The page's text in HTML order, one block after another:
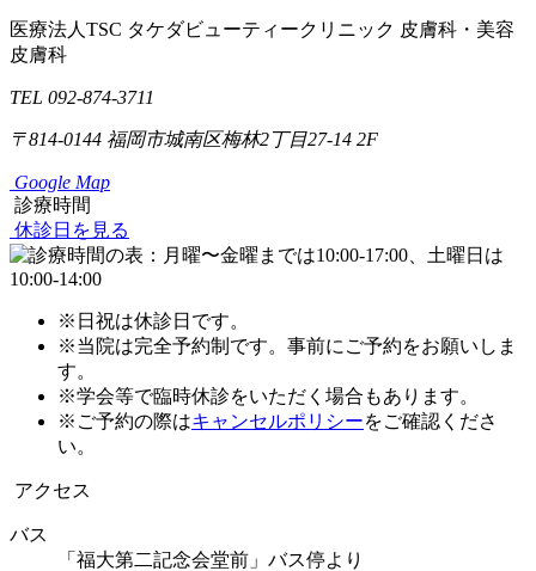
医療法人TSC タケダビューティークリニック 皮膚科・美容
皮膚科
TEL 092-874-3711
〒814-0144 福岡市城南区梅林2丁目27-14 2F
Google Map
診療時間
休診日を見る
※日祝は休診日です。
※当院は完全予約制です。事前にご予約をお願いしま
す。
※学会等で臨時休診をいただく場合もあります。
※ご予約の際はキャンセルポリシーをご確認くださ
い。
アクセス
バス
「福大第二記念会堂前」バス停より